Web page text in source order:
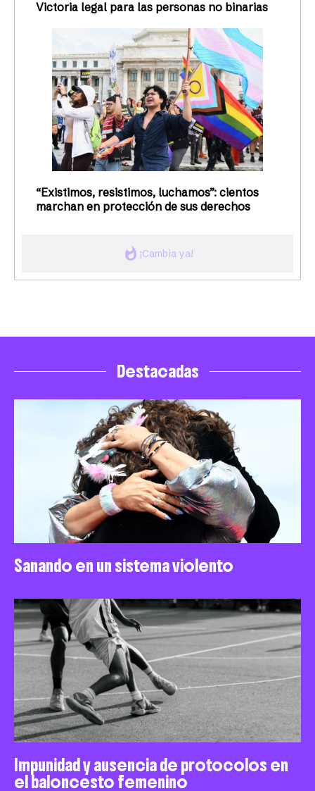
whatshot ¡Cambia ya!
Victoria legal para las personas no binarias
“Existimos, resistimos, luchamos”: cientos
marchan en protección de sus derechos
Destacadas
Sanando en un sistema violento
Impunidad y ausencia de protocolos en
el baloncesto femenino